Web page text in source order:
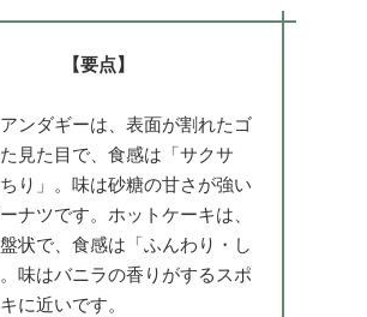
【要点】
ンダギーは、表面が割れたゴ
見た目で、食感は「サクサ
り」。味は砂糖の甘さが強い
ナツです。ホットケーキは、
状で、食感は「ふんわり・し
味はバニラの香りがするスポ
に近いです。